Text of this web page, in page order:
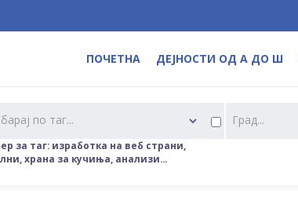
ПОЧЕТНА ДЕЈНОСТИ ОД А ДО Ш
по таг... Град...
за таг: изработка на веб страни,
храна за кучиња, анализи...